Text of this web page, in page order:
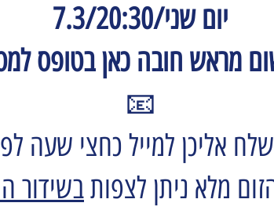
יום שני/7.3/20:30
מראש חובה כאן בטופס
📧
אליכן למייל כחצי שעה
מלא ניתן לצפותבשידור